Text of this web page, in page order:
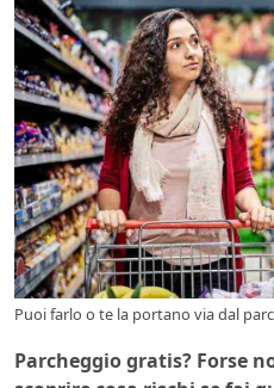
Puoi farlo o te la portano via dal
Parcheggio gratis? Forse